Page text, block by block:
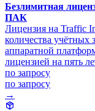
Безлимитная
ПАК
Лицензия на Traffic
количества учётных
аппаратной
лицензией на пять
по запросу
по запросу
→